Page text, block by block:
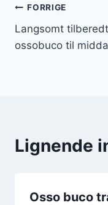
FORRIGE
Langsomt tilberedt
ossobuco til
Lignende
Osso buco